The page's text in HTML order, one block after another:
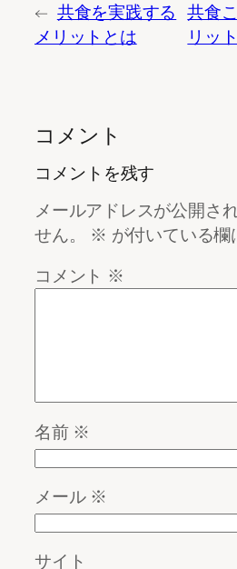
← 共食を実践する
メリットとは
共食
リッ
コメント
コメントを残す
メールアドレスが公開さ
せん。
※ が付いている
コメント ※
名前 ※
メール ※
サイト